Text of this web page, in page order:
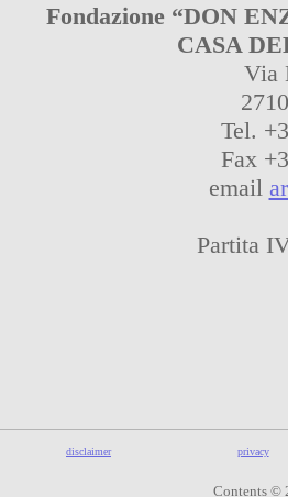
Fondazione “DON
CASA
Via
Tel.
Fax
email
Partita
disclaimer privacy
Contents ©